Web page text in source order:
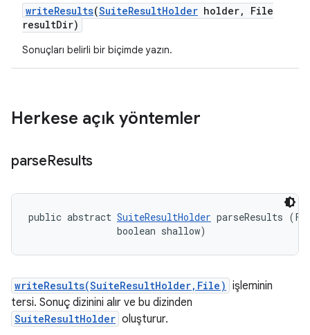
writeResults(SuiteResultHolder holder,
File
resultDir)
Sonuçları belirli bir biçimde yazın.
Herkese açık yöntemler
parseResults
public abstract SuiteResultHolder parseResults
                boolean shallow)
writeResults(SuiteResultHolder,File) işleminin
tersi. Sonuç dizinini alır ve bu dizinden
SuiteResultHolder oluşturur.